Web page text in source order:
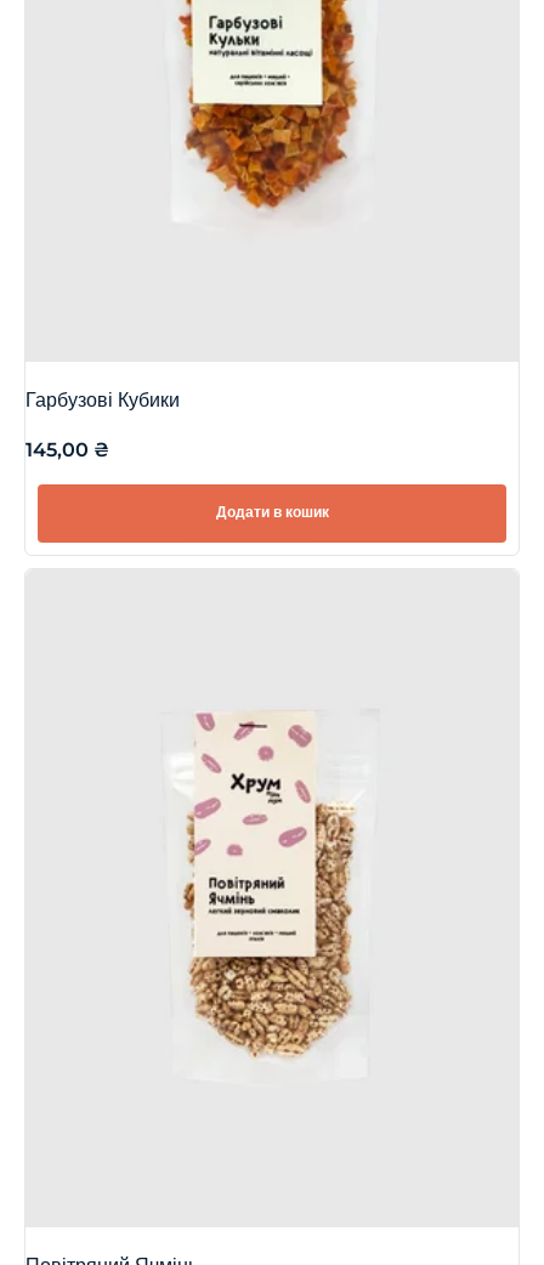
Гарбузові Кубики
145,00 ₴
Додати в кошик